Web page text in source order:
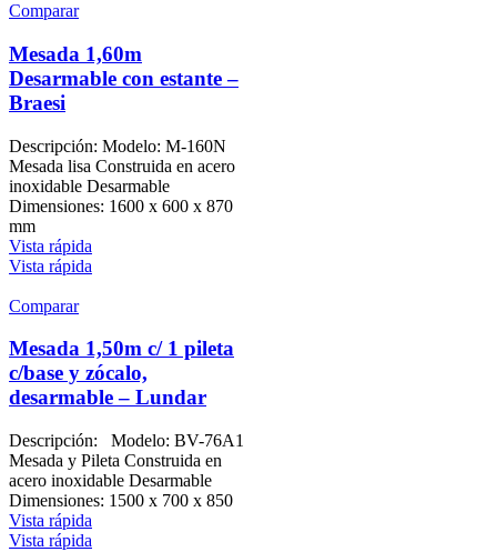
Comparar
Mesada 1,60m
Desarmable con estante –
Braesi
Descripción: Modelo: M-160N
Mesada lisa Construida en acero
inoxidable Desarmable
Dimensiones: 1600 x 600 x 870
mm
Vista rápida
Vista rápida
Comparar
Mesada 1,50m c/ 1 pileta
c/base y zócalo,
desarmable – Lundar
Descripción: Modelo: BV-76A1
Mesada y Pileta Construida en
acero inoxidable Desarmable
Dimensiones: 1500 x 700 x 850
Vista rápida
Vista rápida